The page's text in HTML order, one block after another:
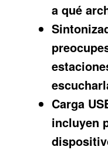
a qué
Carga
incluyen